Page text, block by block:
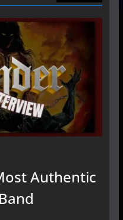
Authentic